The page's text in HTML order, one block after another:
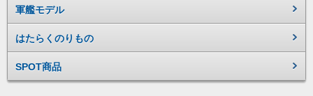
軍艦モデル
はたらくのりもの
SPOT商品